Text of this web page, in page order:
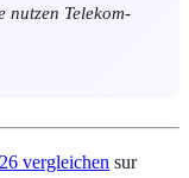
Telekom-
vergleichen sur